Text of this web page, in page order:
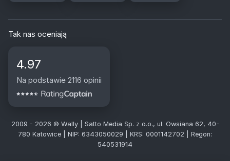
Tak nas oceniają
4.97
Na podstawie 2116 opinii
2009 - 2026 © Wally | Satto Media Sp. z o.o., ul. Owsiana 62, 40-
780 Katowice | NIP: 6343050029 | KRS: 0001142702 | Regon:
540531914